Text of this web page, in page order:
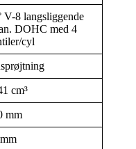
V-8 langsliggende
DOHC med 4
cyl
cm³
mm